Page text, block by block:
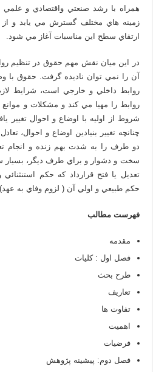
همراه با رشد صنعتي واقتصادي و علمي
زمينه هاي مختلف گسترش مي يابد و از
ارتقاي سطح اين مناسبات آغاز مي شود.
در اين ميان نقش مهم حقوق در تنظيم
آن را نمي توان ناديده گرفت. حقوق با
روابط داخلي و خارجي است، شرايط
روابط را مهيا مي كند و مشكلات و
شروط از اوليه با اوضاع و احوال تغيير
چنانچه تغيير بنيادين اوضاع و احوال،
دو طرف را به شدت بهم زنده و انجام
سخت و دشوار و براي طرف ديگر، بسيار
تعديل يا فتح قرارداد كه حكم
حكم طبيعي و اولي آن ( لزوم وفاي به
فهرست مطالب
مقدمه
فصل اول : كليات
طرح بحث
تعاريف
تفاوت ها
اهميت
فرضيات
فصل دوم: پیشینه پژوهش